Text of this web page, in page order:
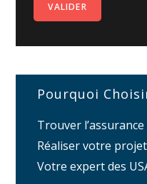
Pourquoi
Trouver
Réaliser votre
Votre expert des